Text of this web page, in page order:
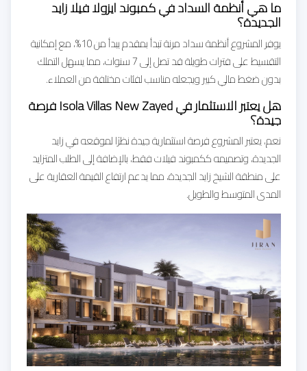
ما هي أنظمة السداد في كمبوند ايزولا فيلا زايد
الجديدة؟
يوفر المشروع أنظمة سداد مرنة تبدأ بمقدم يبدأ من 10%، مع إمكانية
التقسيط على فترات طويلة قد تصل إلى 7 سنوات، مما يسهل التملك
بدون ضغط مالي كبير ويجعله مناسب لفئات مختلفة من العملاء.
هل يعتبر الاستثمار في Isola Villas New Zayed فرصة
جيدة؟
نعم، يعتبر المشروع فرصة استثمارية جيدة نظرًا لموقعه في زايد
الجديدة، وتصميمه ككمبوند فيلات فقط، بالإضافة إلى الطلب المتزايد
على منطقة الشيخ زايد الجديدة، مما يدعم ارتفاع القيمة العقارية على
المدى المتوسط والطويل.